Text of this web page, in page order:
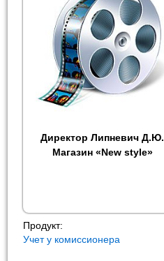
Директор Липневич Д.Ю.
Магазин «New style»
Продукт:
Учет у комиссионера